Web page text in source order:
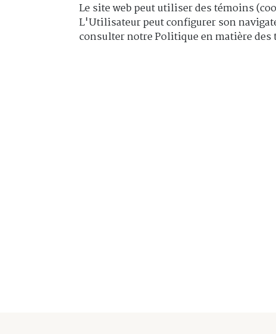
Le site web peut utiliser des témoins
L'Utilisateur peut configurer son
consulter notre Politique en matière